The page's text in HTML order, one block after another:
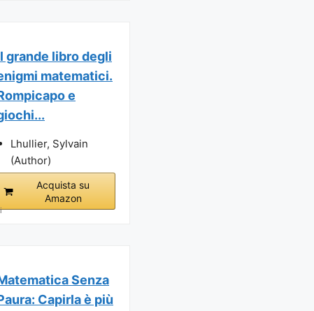
grande libro degli
matematici.
e
Lhullier, Sylvain
(Author)
Acquista su
Amazon
Senza
Capirla è più